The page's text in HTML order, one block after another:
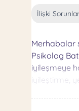
İlişki
Merhabalar
Psikolog
iyileşmeye
iyileştirme,
önemli bir